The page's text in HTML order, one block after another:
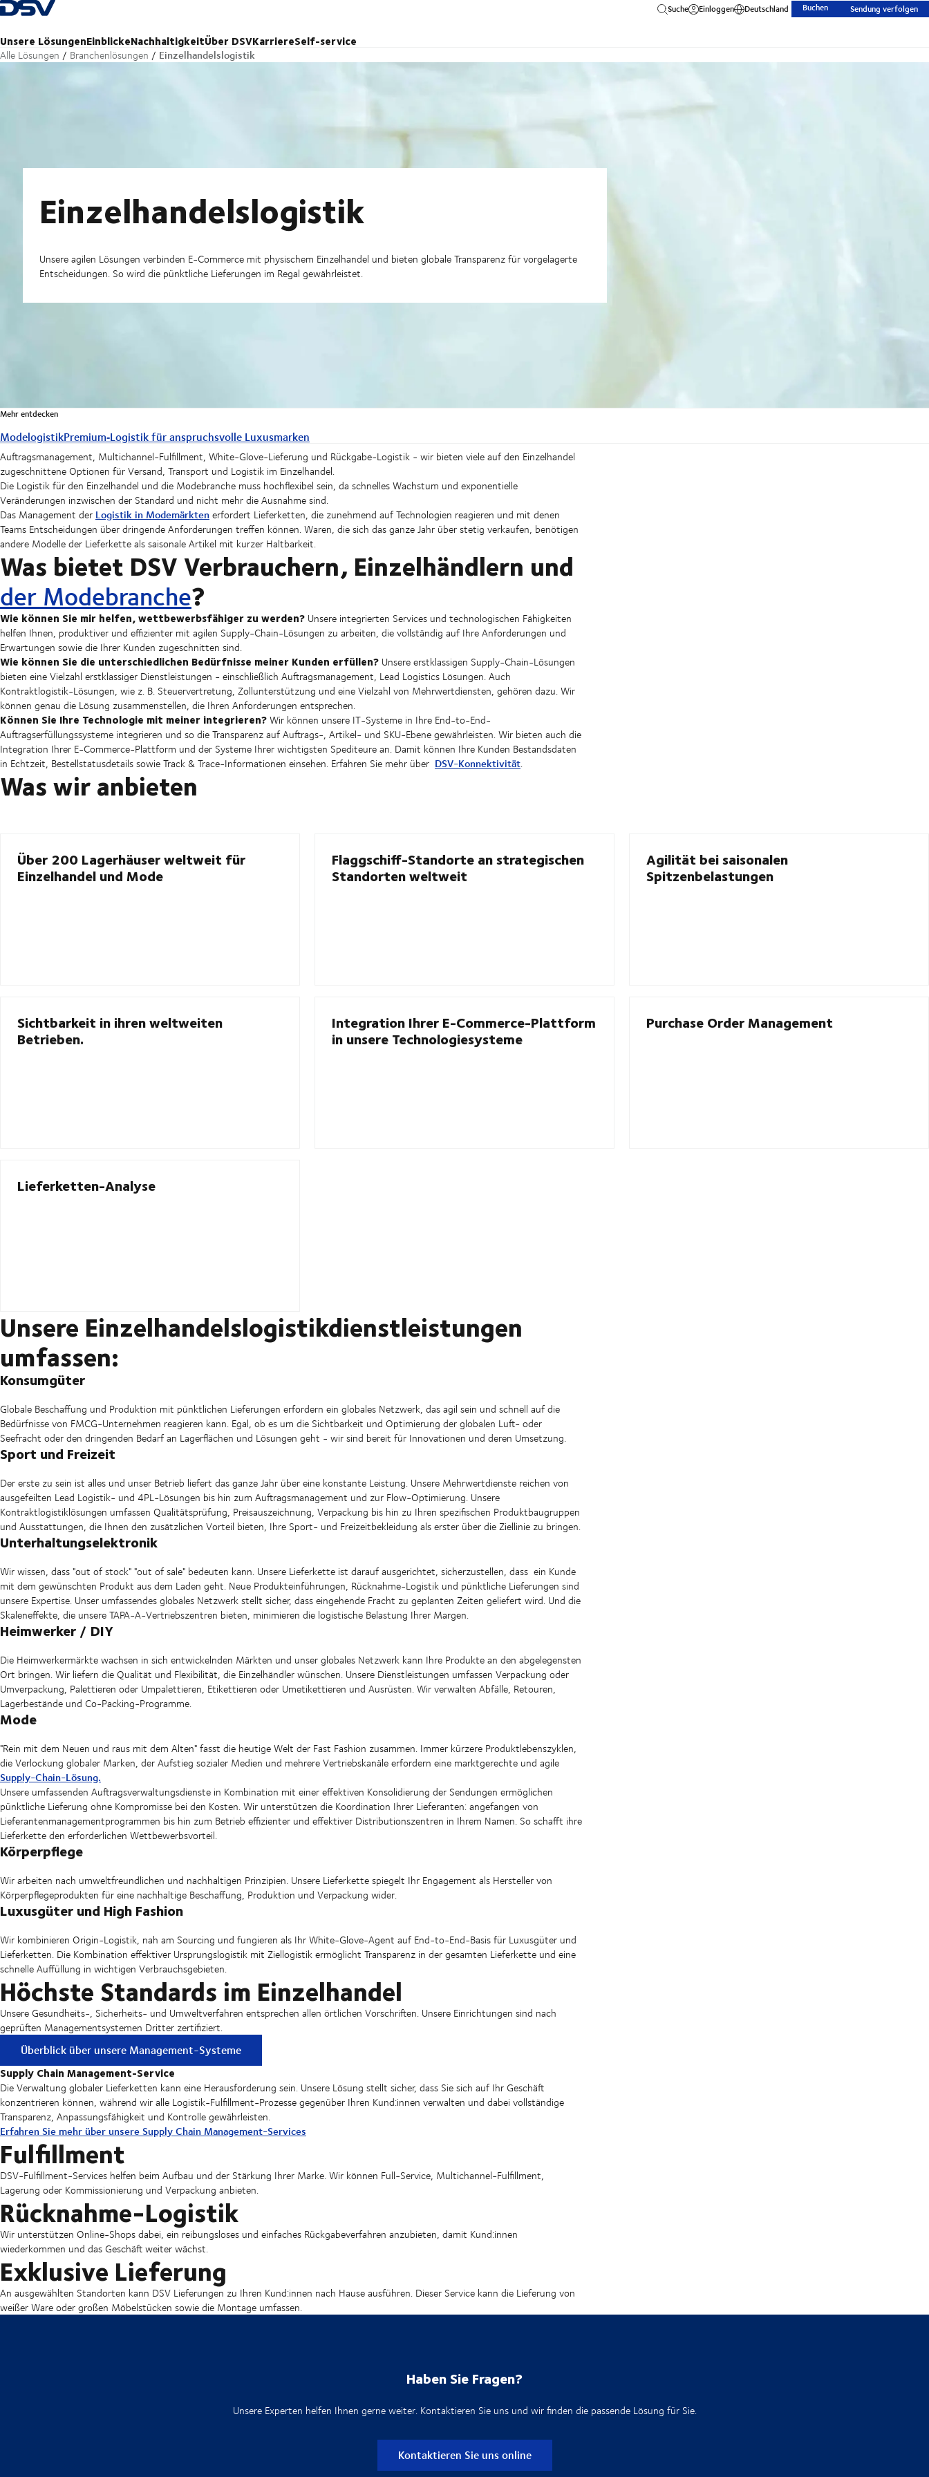
Zurück zur Startseite
Unsere LösungenEinblickeNachhaltigkeitÜber DSVKarriereSelf-service
Suche Einloggen Deutschland Buchen Sendung verfolgen
Alle Lösungen Branchenlösungen Einzelhandelslogistik
Einzelhandelslogistik
Unsere agilen Lösungen verbinden E-Commerce mit physischem Einzelhandel und bieten globale Transparenz für vorgelagerte
Entscheidungen. So wird die pünktliche Lieferungen im Regal gewährleistet.
Mehr entdecken
ModelogistikPremium‑Logistik für anspruchsvolle Luxusmarken
Auftragsmanagement, Multichannel-Fulfillment, White-Glove-Lieferung und Rückgabe-Logistik - wir bieten viele auf den Einzelhandel
zugeschnittene Optionen für Versand, Transport und Logistik im Einzelhandel.
Die Logistik für den Einzelhandel und die Modebranche muss hochflexibel sein, da schnelles Wachstum und exponentielle
Veränderungen inzwischen der Standard und nicht mehr die Ausnahme sind.
Das Management der Logistik in Modemärktenerfordert Lieferketten, die zunehmend auf Technologien reagieren und mit denen
Teams Entscheidungen über dringende Anforderungen treffen können. Waren, die sich das ganze Jahr über stetig verkaufen, benötigen
andere Modelle der Lieferkette als saisonale Artikel mit kurzer Haltbarkeit.
Was bietet DSV Verbrauchern, Einzelhändlern und
der Modebranche?
Wie können Sie mir helfen, wettbewerbsfähiger zu werden? Unsere integrierten Services und technologischen Fähigkeiten
helfen Ihnen, produktiver und effizienter mit agilen Supply-Chain-Lösungen zu arbeiten, die vollständig auf Ihre Anforderungen und
Erwartungen sowie die Ihrer Kunden zugeschnitten sind.
Wie können Sie die unterschiedlichen Bedürfnisse meiner Kunden erfüllen? Unsere erstklassigen Supply-Chain-Lösungen
bieten eine Vielzahl erstklassiger Dienstleistungen - einschließlich Auftragsmanagement, Lead Logistics Lösungen. Auch
Kontraktlogistik-Lösungen, wie z. B. Steuervertretung, Zollunterstützung und eine Vielzahl von Mehrwertdiensten, gehören dazu. Wir
können genau die Lösung zusammenstellen, die Ihren Anforderungen entsprechen.
Können Sie Ihre Technologie mit meiner integrieren?Wir können unsere IT-Systeme in Ihre End-to-End-
Auftragserfüllungssysteme integrieren und so die Transparenz auf Auftrags-, Artikel- und SKU-Ebene gewährleisten. Wir bieten auch die
Integration Ihrer E-Commerce-Plattform und der Systeme Ihrer wichtigsten Spediteure an. Damit können Ihre Kunden Bestandsdaten
in Echtzeit, Bestellstatusdetails sowie Track & Trace-Informationen einsehen. Erfahren Sie mehr über DSV-Konnektivität.
Was wir anbieten
Über 200 Lagerhäuser weltweit für
Einzelhandel und Mode
Flaggschiff-Standorte an strategischen
Standorten weltweit
Agilität bei saisonalen
Spitzenbelastungen
Sichtbarkeit in ihren weltweiten
Betrieben.
Integration Ihrer E-Commerce-Plattform
in unsere Technologiesysteme
Purchase Order Management
Lieferketten-Analyse
Unsere Einzelhandelslogistikdienstleistungen
umfassen:
Konsumgüter
Globale Beschaffung und Produktion mit pünktlichen Lieferungen erfordern ein globales Netzwerk, das agil sein und schnell auf die
Bedürfnisse von FMCG-Unternehmen reagieren kann. Egal, ob es um die Sichtbarkeit und Optimierung der globalen Luft- oder
Seefracht oder den dringenden Bedarf an Lagerflächen und Lösungen geht - wir sind bereit für Innovationen und deren Umsetzung.
Sport und Freizeit
Der erste zu sein ist alles und unser Betrieb liefert das ganze Jahr über eine konstante Leistung. Unsere Mehrwertdienste reichen von
ausgefeilten Lead Logistik- und 4PL-Lösungen bis hin zum Auftragsmanagement und zur Flow-Optimierung. Unsere
Kontraktlogistiklösungen umfassen Qualitätsprüfung, Preisauszeichnung, Verpackung bis hin zu Ihren spezifischen Produktbaugruppen
und Ausstattungen, die Ihnen den zusätzlichen Vorteil bieten, Ihre Sport- und Freizeitbekleidung als erster über die Ziellinie zu bringen.
Unterhaltungselektronik
Wir wissen, dass "out of stock" "out of sale" bedeuten kann. Unsere Lieferkette ist darauf ausgerichtet, sicherzustellen, dass ein Kunde
mit dem gewünschten Produkt aus dem Laden geht. Neue Produkteinführungen, Rücknahme-Logistik und pünktliche Lieferungen sind
unsere Expertise. Unser umfassendes globales Netzwerk stellt sicher, dass eingehende Fracht zu geplanten Zeiten geliefert wird. Und die
Skaleneffekte, die unsere TAPA-A-Vertriebszentren bieten, minimieren die logistische Belastung Ihrer Margen.
Heimwerker / DIY
Die Heimwerkermärkte wachsen in sich entwickelnden Märkten und unser globales Netzwerk kann Ihre Produkte an den abgelegensten
Ort bringen. Wir liefern die Qualität und Flexibilität, die Einzelhändler wünschen. Unsere Dienstleistungen umfassen Verpackung oder
Umverpackung, Palettieren oder Umpalettieren, Etikettieren oder Umetikettieren und Ausrüsten. Wir verwalten Abfälle, Retouren,
Lagerbestände und Co-Packing-Programme.
Mode
"Rein mit dem Neuen und raus mit dem Alten" fasst die heutige Welt der Fast Fashion zusammen. Immer kürzere Produktlebenszyklen,
die Verlockung globaler Marken, der Aufstieg sozialer Medien und mehrere Vertriebskanäle erfordern eine marktgerechte und agile
Supply-Chain-Lösung.
Unsere umfassenden Auftragsverwaltungsdienste in Kombination mit einer effektiven Konsolidierung der Sendungen ermöglichen
pünktliche Lieferung ohne Kompromisse bei den Kosten. Wir unterstützen die Koordination Ihrer Lieferanten: angefangen von
Lieferantenmanagementprogrammen bis hin zum Betrieb effizienter und effektiver Distributionszentren in Ihrem Namen. So schafft ihre
Lieferkette den erforderlichen Wettbewerbsvorteil.
Körperpflege
Wir arbeiten nach umweltfreundlichen und nachhaltigen Prinzipien. Unsere Lieferkette spiegelt Ihr Engagement als Hersteller von
Körperpflegeprodukten für eine nachhaltige Beschaffung, Produktion und Verpackung wider.
Luxusgüter und High Fashion
Wir kombinieren Origin-Logistik, nah am Sourcing und fungieren als Ihr White-Glove-Agent auf End-to-End-Basis für Luxusgüter und
Lieferketten. Die Kombination effektiver Ursprungslogistik mit Ziellogistik ermöglicht Transparenz in der gesamten Lieferkette und eine
schnelle Auffüllung in wichtigen Verbrauchsgebieten.
Höchste Standards im Einzelhandel
Unsere Gesundheits-, Sicherheits- und Umweltverfahren entsprechen allen örtlichen Vorschriften. Unsere Einrichtungen sind nach
geprüften Managementsystemen Dritter zertifiziert.
Überblick über unsere Management-Systeme
Supply Chain Management-Service
Die Verwaltung globaler Lieferketten kann eine Herausforderung sein. Unsere Lösung stellt sicher, dass Sie sich auf Ihr Geschäft
konzentrieren können, während wir alle Logistik-Fulfillment-Prozesse gegenüber Ihren Kund:innen verwalten und dabei vollständige
Transparenz, Anpassungsfähigkeit und Kontrolle gewährleisten.
Erfahren Sie mehr über unsere Supply Chain Management-Services
Fulfillment
DSV-Fulfillment-Services helfen beim Aufbau und der Stärkung Ihrer Marke. Wir können Full-Service, Multichannel-Fulfillment,
Lagerung oder Kommissionierung und Verpackung anbieten.
Rücknahme-Logistik
Wir unterstützen Online-Shops dabei, ein reibungsloses und einfaches Rückgabeverfahren anzubieten, damit Kund:innen
wiederkommen und das Geschäft weiter wächst.
Exklusive Lieferung
An ausgewählten Standorten kann DSV Lieferungen zu Ihren Kund:innen nach Hause ausführen. Dieser Service kann die Lieferung von
weißer Ware oder großen Möbelstücken sowie die Montage umfassen.
Haben Sie Fragen?
Unsere Experten helfen Ihnen gerne weiter. Kontaktieren Sie uns und wir finden die passende Lösung für Sie.
Kontaktieren Sie uns online